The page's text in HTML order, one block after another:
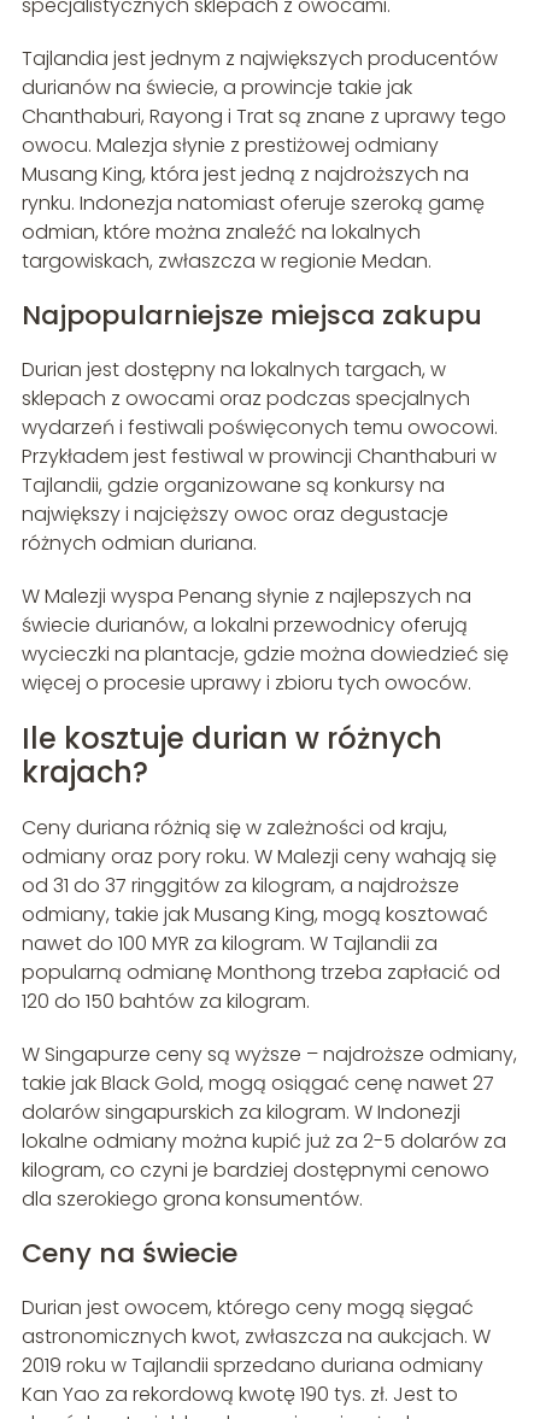
specjalistycznych sklepach z owocami.
Tajlandia jest jednym z największych producentów
durianów na świecie, a prowincje takie jak
Chanthaburi, Rayong i Trat są znane z uprawy tego
owocu. Malezja słynie z prestiżowej odmiany
Musang King, która jest jedną z najdroższych na
rynku. Indonezja natomiast oferuje szeroką gamę
odmian, które można znaleźć na lokalnych
targowiskach, zwłaszcza w regionie Medan.
Najpopularniejsze miejsca zakupu
Durian jest dostępny na lokalnych targach, w
sklepach z owocami oraz podczas specjalnych
wydarzeń i festiwali poświęconych temu owocowi.
Przykładem jest festiwal w prowincji Chanthaburi w
Tajlandii, gdzie organizowane są konkursy na
największy i najcięższy owoc oraz degustacje
różnych odmian duriana.
W Malezji wyspa Penang słynie z najlepszych na
świecie durianów, a lokalni przewodnicy oferują
wycieczki na plantacje, gdzie można dowiedzieć się
więcej o procesie uprawy i zbioru tych owoców.
Ile kosztuje durian w różnych
krajach?
Ceny duriana różnią się w zależności od kraju,
odmiany oraz pory roku. W Malezji ceny wahają się
od 31 do 37 ringgitów za kilogram, a najdroższe
odmiany, takie jak Musang King, mogą kosztować
nawet do 100 MYR za kilogram. W Tajlandii za
popularną odmianę Monthong trzeba zapłacić od
120 do 150 bahtów za kilogram.
W Singapurze ceny są wyższe – najdroższe odmiany,
takie jak Black Gold, mogą osiągać cenę nawet 27
dolarów singapurskich za kilogram. W Indonezji
lokalne odmiany można kupić już za 2-5 dolarów za
kilogram, co czyni je bardziej dostępnymi cenowo
dla szerokiego grona konsumentów.
Ceny na świecie
Durian jest owocem, którego ceny mogą sięgać
astronomicznych kwot, zwłaszcza na aukcjach. W
2019 roku w Tajlandii sprzedano duriana odmiany
Kan Yao za rekordową kwotę 190 tys. zł. Jest to